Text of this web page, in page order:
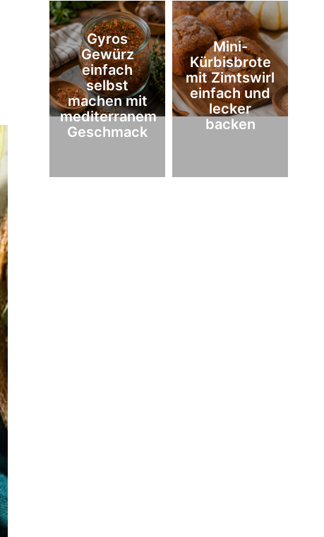
Gyros
Gewürz
einfach
selbst
machen mit
mediterranem
Geschmack
Mini-
Kürbisbrote
mit Zimtswirl
einfach und
lecker
backen